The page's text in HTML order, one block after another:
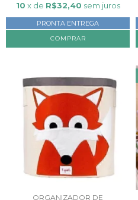
10 x de R$32,40 sem juros
PRONTA ENTREGA
ORGANIZADOR DE